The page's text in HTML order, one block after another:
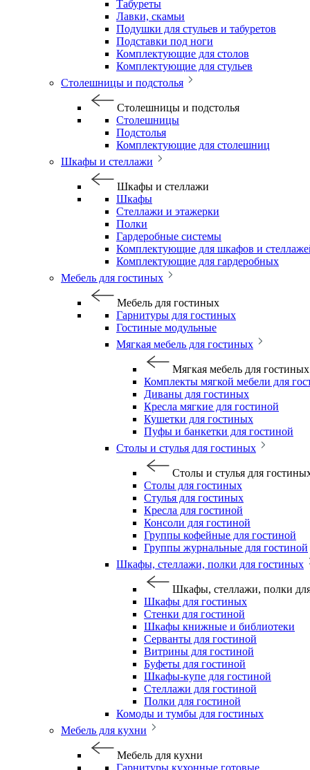
Табуреты
Лавки, скамьи
Подушки для стульев и табуретов
Подставки под ноги
Комплектующие для столов
Комплектующие для стульев
Столешницы и подстолья
Столешницы и подстолья
Столешницы
Подстолья
Комплектующие для столешниц
Шкафы и стеллажи
Шкафы и стеллажи
Шкафы
Стеллажи и этажерки
Полки
Гардеробные системы
Комплектующие для шкафов и
Комплектующие для гардеробных
Мебель для гостиных
Мебель для гостиных
Гарнитуры для гостиных
Гостиные модульные
Мягкая мебель для гостиных
Мягкая мебель для гостиных
Комплекты мягкой мебели для
Диваны для гостиных
Кресла мягкие для гостиной
Кушетки для гостиных
Пуфы и банкетки для гостиной
Столы и стулья для гостиных
Столы и стулья для
Столы для гостиных
Стулья для гостиных
Кресла для гостиной
Консоли для гостиной
Группы кофейные для гостиной
Группы журнальные для гостиной
Шкафы, стеллажи, полки для гостиных
Шкафы, стеллажи, полки
Шкафы для гостиных
Стенки для гостиной
Шкафы книжные и библиотеки
Серванты для гостиной
Витрины для гостиной
Буфеты для гостиной
Шкафы-купе для гостиной
Стеллажи для гостиной
Полки для гостиной
Комоды и тумбы для гостиных
Мебель для кухни
Мебель для кухни
Гарнитуры кухонные готовые